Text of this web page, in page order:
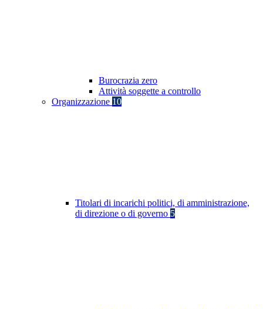
Burocrazia zero
Attività soggette a controllo
Organizzazione 10
Titolari di incarichi politici, di amministrazione,
di direzione o di governo 5